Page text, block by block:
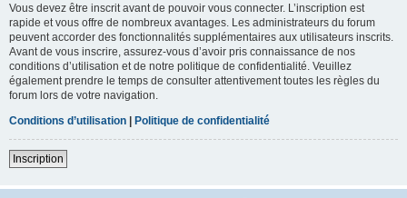
Vous devez être inscrit avant de pouvoir vous connecter. L’inscription est
rapide et vous offre de nombreux avantages. Les administrateurs du forum
peuvent accorder des fonctionnalités supplémentaires aux utilisateurs inscrits.
Avant de vous inscrire, assurez-vous d’avoir pris connaissance de nos
conditions d’utilisation et de notre politique de confidentialité. Veuillez
également prendre le temps de consulter attentivement toutes les règles du
forum lors de votre navigation.
Conditions d’utilisation | Politique de confidentialité
Inscription